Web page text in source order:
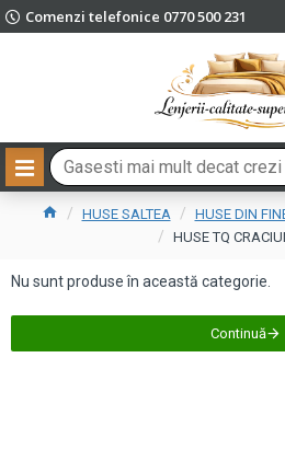
Comenzi telefonice 0770 500 231
HUSE SALTEA HUSE DIN
HUSE TQ
Nu sunt produse în această categorie.
Continuă